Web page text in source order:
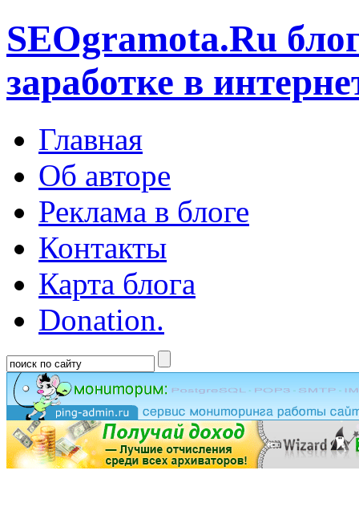
SEOgramota.Ru
заработке в
Главная
Об авторе
Реклама в блоге
Контакты
Карта блога
Donation.